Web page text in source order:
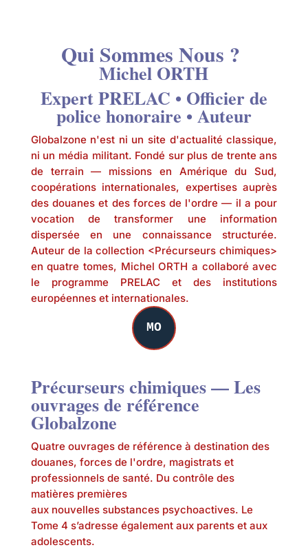
Qui Sommes Nous ?
Michel ORTH
Expert PRELAC • Officier de
police honoraire • Auteur
Globalzone n'est ni un site d'actualité classique,
ni un média militant. Fondé sur plus de trente ans
de terrain — missions en Amérique du Sud,
coopérations internationales, expertises auprès
des douanes et des forces de l'ordre — il a pour
vocation de transformer une information
dispersée en une connaissance structurée.
Auteur de la collection <Précurseurs chimiques>
en quatre tomes, Michel ORTH a collaboré avec
le programme PRELAC et des institutions
européennes et internationales.
MO
Précurseurs chimiques — Les
ouvrages de référence
Globalzone
Quatre ouvrages de référence à destination des
douanes, forces de l'ordre, magistrats et
professionnels de santé. Du contrôle des
matières premières
aux nouvelles substances psychoactives. Le
Tome 4 s’adresse également aux parents et aux
adolescents.